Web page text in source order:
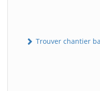
Trouver chantier